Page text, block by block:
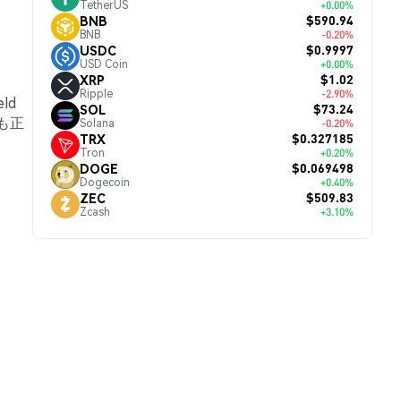
正
TetherUS +0.00%
BNB
BNB
$590.94
-0.20%
USDC
USD Coin
$0.9997
+0.00%
XRP
Ripple
$1.02
-2.90%
SOL
Solana
$73.24
-0.20%
TRX
Tron
$0.327185
+0.20%
DOGE
Dogecoin
$0.069498
+0.40%
ZEC
Zcash
$509.83
+3.10%